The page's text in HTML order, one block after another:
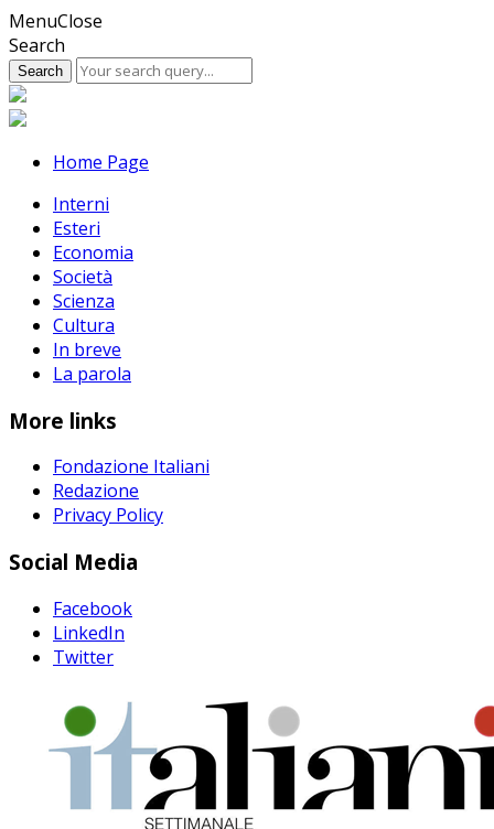
Skip
to
content
MenuClose
Search
Home Page
Interni
Esteri
Economia
Società
Scienza
Cultura
In breve
La parola
More links
Fondazione Italiani
Redazione
Privacy Policy
Social Media
Facebook
LinkedIn
Twitter